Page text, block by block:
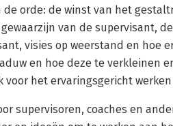
de orde: de winst van het
van de supervisant,
visies op weerstand en hoe
en hoe deze te verkleinen
voor het ervaringsgericht
supervisoren, coaches en